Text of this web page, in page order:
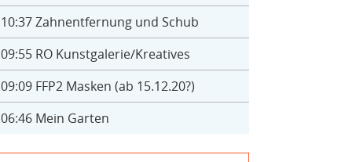
10:37Zahnentfernung und Schub
09:55RO Kunstgalerie/Kreatives
09:09FFP2 Masken (ab 15.12.20?)
06:46Mein Garten